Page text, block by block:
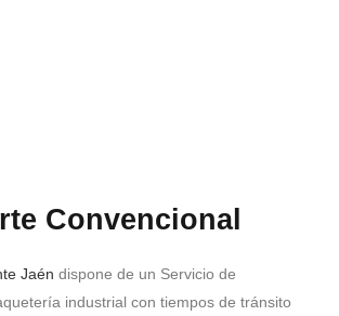
Convencional
Jaén dispone de un Servicio de
industrial con tiempos de tránsito